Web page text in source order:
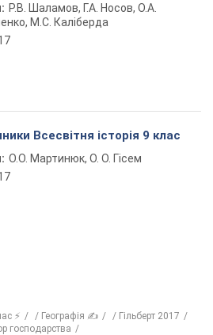
Р.В. Шаламов, Г.А. Носов, О.А.
М.С. Каліберда
Всесвітня історія 9 клас
О.О. Мартинюк, О. О. Гісем
⚡ Географія ✍
Гільберт 2017
господарства